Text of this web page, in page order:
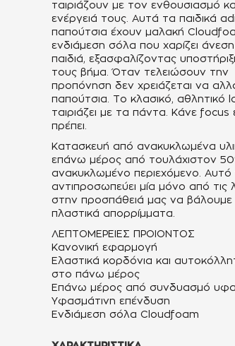
ταιριάζουν με τον ενθουσιασμό
ενέργειά τους. Αυτά τα παιδικά
παπούτσια έχουν μαλακή
ενδιάμεση σόλα που χαρίζει
παιδιά, εξασφαλίζοντας
τους βήμα. Όταν τελειώσουν την
προπόνηση δεν χρειάζεται να
παπούτσια. Το κλασικό, αθλητικό
ταιριάζει με τα πάντα. Κάνε focus
πρέπει.
Κατασκευή από ανακυκλωμένα
επάνω μέρος από τουλάχιστον
ανακυκλωμένο περιεχόμενο. Αυτό
αντιπροσωπεύει μία μόνο από τις
στην προσπάθειά μας να βάλουμε
πλαστικά απορρίμματα.
ΛΕΠΤΟΜΕΡΕΙΕΣ ΠΡΟΙΟΝΤΟΣ
Κανονική εφαρμογή
Ελαστικά κορδόνια και
στο πάνω μέρος
Επάνω μέρος από συνδυασμό
Υφασμάτινη επένδυση
Ενδιάμεση σόλα Cloudfoam